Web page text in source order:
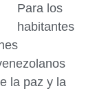
Para los
habitantes
la paz y la